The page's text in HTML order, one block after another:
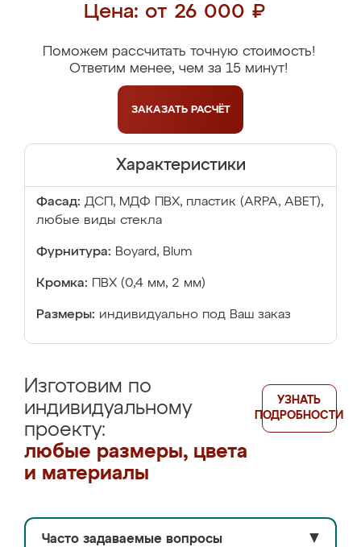
Цена: от 26 000 ₽
Поможем рассчитать точную стоимость!
Ответим менее, чем за 15 минут!
ЗАКАЗАТЬ РАСЧЁТ
Характеристики
Фасад: ДСП, МДФ ПВХ, пластик (ARPA, ABET),
любые виды стекла
Фурнитура: Boyard, Blum
Кромка: ПВХ (0,4 мм, 2 мм)
Размеры: индивидуально под Ваш заказ
Изготовим по
индивидуальному
проекту:
любые размеры, цвета
и материалы
УЗНАТЬ
ПОДРОБНОСТИ
Часто задаваемые вопросы ▼